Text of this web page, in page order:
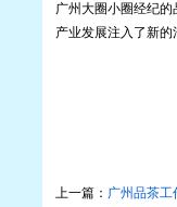
广州大圈小圈经纪
产业发展注入了新的
上一篇： 广州品茶工